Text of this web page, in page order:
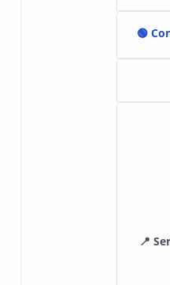
🟢
📍